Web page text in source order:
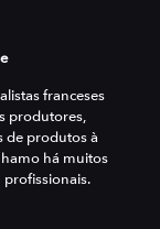
franceses
produtores,
de produtos à
há muitos